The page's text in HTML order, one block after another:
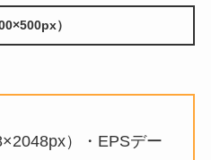
）
）・EPSデー